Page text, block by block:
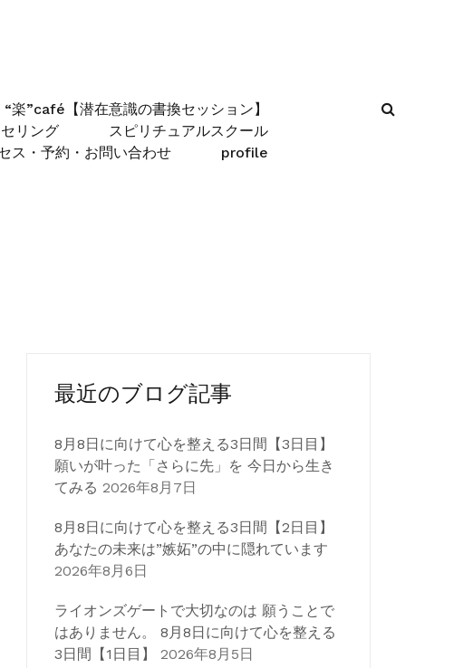
“楽”café【潜在意識の書換セッション】
リング
スピリチュアルスクール
ス・予約・お問い合わせ profile
最近のブログ記事
8月8日に向けて心を整える3日間【3日目】
願いが叶った「さらに先」を 今日から生き
てみる 2026年8月7日
8月8日に向けて心を整える3日間【2日目】
あなたの未来は”嫉妬”の中に隠れています
2026年8月6日
ライオンズゲートで大切なのは 願うことで
はありません。 8月8日に向けて心を整える
3日間【1日目】
2026年8月5日